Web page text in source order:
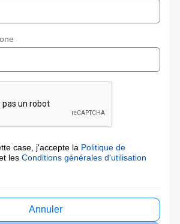
case, j'accepte la Politique de
les Conditions générales d'utilisation
Annuler